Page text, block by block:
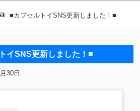
■カプセルトイSNS更新しました！■
イSNS更新しました！■
30日